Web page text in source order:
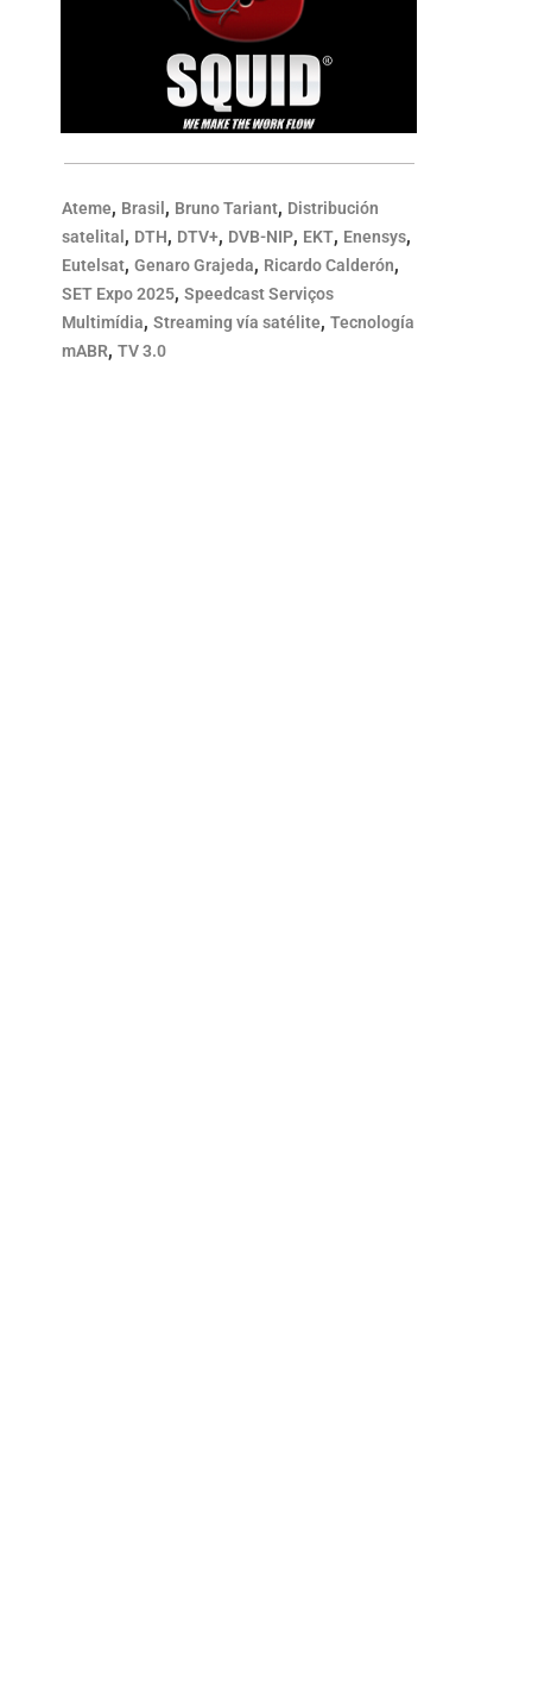
Ateme, Brasil , Bruno Tariant, Distribución
satelital , DTH, DTV+, DVB-NIP, EKT, Enensys,
Eutelsat,Genaro Grajeda, Ricardo Calderón,
SET Expo 2025,Speedcast Serviços
Multimídia,Streaming vía satélite,Tecnología
mABR,TV 3.0